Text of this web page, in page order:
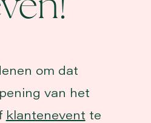
om dat
van het
klantenevent te